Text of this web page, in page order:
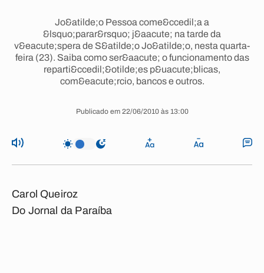
Jo&atilde;o Pessoa come&ccedil;a a
&lsquo;parar&rsquo; j&aacute; na tarde da
v&eacute;spera de S&atilde;o Jo&atilde;o, nesta quarta-
feira (23). Saiba como ser&aacute; o funcionamento das
reparti&ccedil;&otilde;es p&uacute;blicas,
com&eacute;rcio, bancos e outros.
Publicado em 22/06/2010 às 13:00
Carol Queiroz
Do Jornal da Paraíba